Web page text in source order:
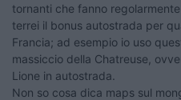
tornanti che fanno
terrei il bonus autostrada per
Francia; ad esempio io uso
massiccio della Chatreuse,
Lione in autostrada.
Non so cosa dica maps sul